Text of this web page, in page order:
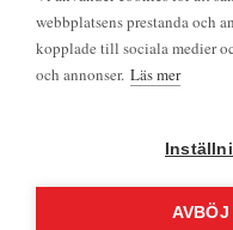
Lunchstängt
Mejl:
webbplatsens prestanda och
kopplade till sociala medier
och annonser. Läs mer